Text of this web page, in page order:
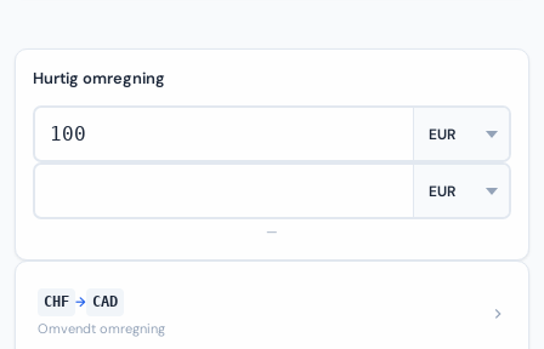
Hurtig omregning
—
CHF → CAD
Omvendt omregning